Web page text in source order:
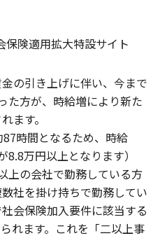
保険適用拡大特設サイト
の引き上げに伴い、今まで
た方が、時給増により新た
ます。
87時間となるため、時給
万円以上となります）
上の会社で勤務している方
社を掛け持ちで勤務してい
会保険加入要件に該当する
れます。これを「二以上事